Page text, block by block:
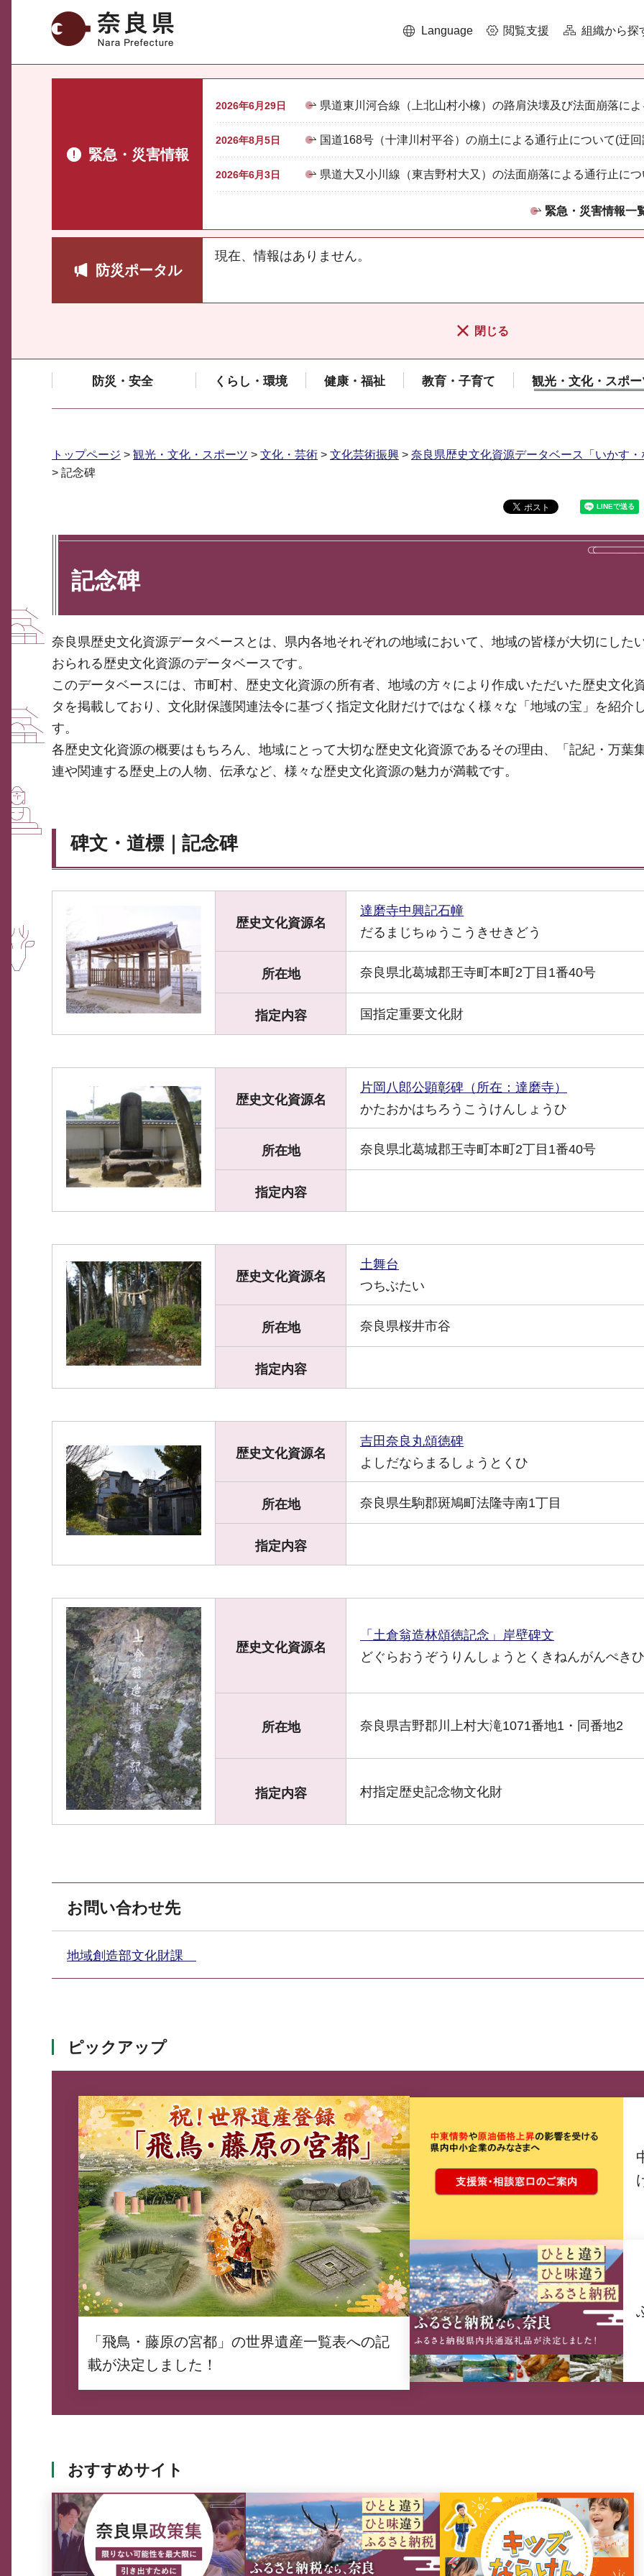
奈良県 Language 閲覧支援 組織から探
緊急・災害情報
2026年6月29日 県道東川河合線（上北山村小橡）の路肩決壊及び法面崩落に
2026年8月5日 国道168号（十津川村平谷）の崩土による通行止について(迂
2026年6月3日 県道大又小川線（東吉野村大又）の法面崩落による通行止に
緊急・災害情報一
防災ポータル
現在、情報はありません。
閉じる
防災・安全 くらし・環境 健康・福祉 教育・子育て 観光・文化・スポー
トップページ > 観光・文化・スポーツ > 文化・芸術 > 文化芸術振興 > 奈良県歴史文化資源データベース「いかす・
> 記念碑
記念碑
奈良県歴史文化資源データベースとは、県内各地それぞれの地域において、地域の皆様が大切にした
おられる歴史文化資源のデータベースです。
このデータベースには、市町村、歴史文化資源の所有者、地域の方々により作成いただいた歴史文化
タを掲載しており、文化財保護関連法令に基づく指定文化財だけではなく様々な「地域の宝」を紹介
す。
各歴史文化資源の概要はもちろん、地域にとって大切な歴史文化資源であるその理由、「記紀・万葉
連や関連する歴史上の人物、伝承など、様々な歴史文化資源の魅力が満載です。
碑文・道標｜記念碑
歴史文化資源名
達磨寺中興記石幢
だるまじちゅうこうきせきどう
所在地 奈良県北葛城郡王寺町本町2丁目1番40号
指定内容 国指定重要文化財
歴史文化資源名
片岡八郎公顕彰碑（所在：達磨寺）
かたおかはちろうこうけんしょうひ
所在地 奈良県北葛城郡王寺町本町2丁目1番40号
指定内容
歴史文化資源名
土舞台
つちぶたい
所在地 奈良県桜井市谷
指定内容
歴史文化資源名
吉田奈良丸頌徳碑
よしだならまるしょうとくひ
所在地 奈良県生駒郡斑鳩町法隆寺南1丁目
指定内容
歴史文化資源名
「土倉翁造林頌徳記念」岸壁碑文
どぐらおうぞうりんしょうとくきねんがんぺき
所在地 奈良県吉野郡川上村大滝1071番地1・同番地2
指定内容 村指定歴史記念物文化財
お問い合わせ先
地域創造部文化財課
ピックアップ
「飛鳥・藤原の宮都」の世界遺産一覧表への記
載が決定しました！
おすすめサイト